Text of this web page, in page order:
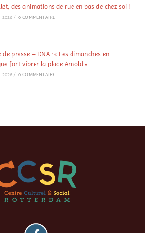
des animations de rue en bas de chez soi !
2026 / 0 COMMENTAIRE
de presse – DNA : « Les dimanches en
font vibrer la place Arnold »
2026 / 0 COMMENTAIRE